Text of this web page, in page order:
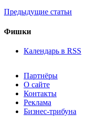
Предыдущие статьи
Фишки
Календарь в RSS
Партнёры
О сайте
Контакты
Реклама
Бизнес-трибуна